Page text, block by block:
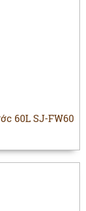
60L SJ-FW60